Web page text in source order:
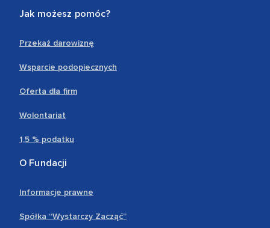
Jak możesz pomóc?
Przekaż darowiznę
Wsparcie podopiecznych
Oferta dla firm
Wolontariat
1,5 % podatku
O Fundacji
Informacje prawne
Spółka “Wystarczy Zacząć”